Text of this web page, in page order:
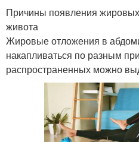
Причины появления
живота
Жировые отложения в
накапливаться по разным
распространенных можно